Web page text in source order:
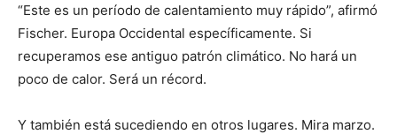
“Este es un período de calentamiento muy rápido”, afirmó
Fischer. Europa Occidental específicamente. Si
recuperamos ese antiguo patrón climático. No hará un
poco de calor. Será un récord.
Y también está sucediendo en otros lugares. Mira marzo.